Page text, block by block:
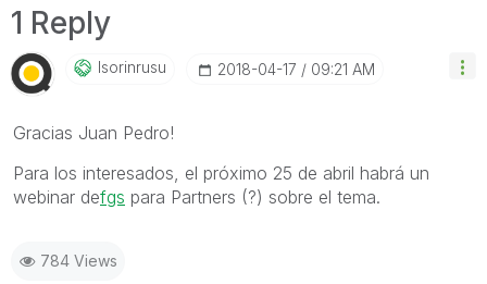
1 Reply
Isorinrusu ‎2018-04-17 09:21 AM
Gracias Juan Pedro!
Para los interesados, el próximo 25 de abril habrá un
webinar defgs ‌ para Partners (?) sobre el tema.
784 Views